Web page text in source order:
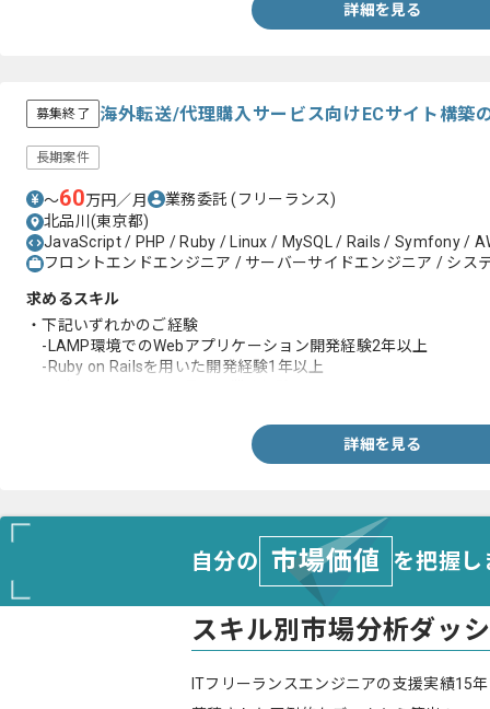
詳細を見る
募集終了 海外転送/代理購入サービス向けECサイト構築
長期案件
〜60万円／月 業務委託(フリーランス)
北品川(東京都)
JavaScript / PHP / Ruby / Linux / MySQL / Rails / Symfony /
フロントエンドエンジニア / サーバーサイドエンジニア / シス
求めるスキル
・下記いずれかのご経験
-LAMP環境でのWebアプリケーション開発経験2年以上
-Ruby on Railsを用いた開発経験1年以上
詳細を見る
自分の 市場価値 を把握
スキル別市場分析ダッ
ITフリーランスエンジニアの支援実績15